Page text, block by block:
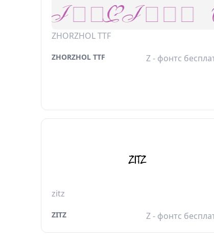
ZHORZHOL TTF
ZHORZHOL TTF Z - фонтс
zitz
ZITZ Z - фонтс